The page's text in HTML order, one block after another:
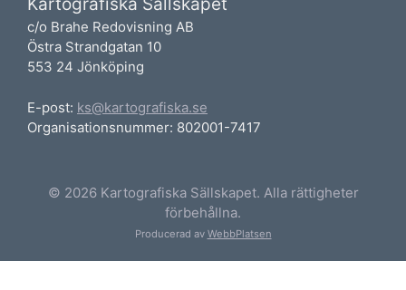
c/o Brahe Redovisning AB
Östra Strandgatan 10
553 24 Jönköping
E-post: ks@kartografiska.se
Organisationsnummer: 802001-7417
© 2026 Kartografiska Sällskapet. Alla rättigheter
förbehållna.
Producerad av WebbPlatsen